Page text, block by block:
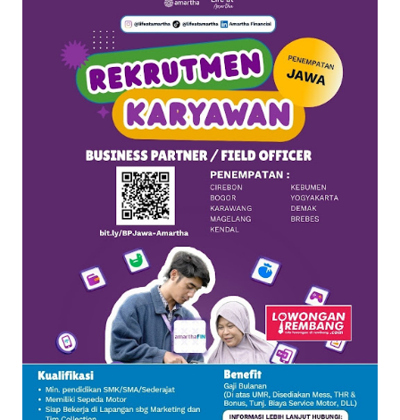
SURAT LAMARAN
RIWAYAT HIDUP